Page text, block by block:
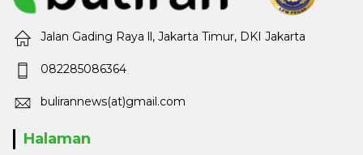
Jalan Gading Raya ll, Jakarta Timur, DKI Jakarta
082285086364
bulirannews(at)gmail.com
Halaman